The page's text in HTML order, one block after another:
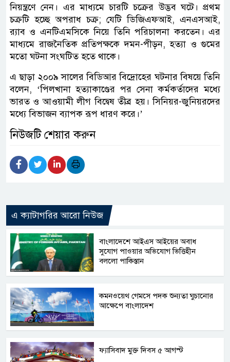
নিয়ন্ত্রণে নেন। এর মাধ্যমে চারটি চক্রের উদ্ভব ঘটে। প্রথম
চক্রটি হচ্ছে অপরাধ চক্র; যেটি ডিজিএফআই, এনএসআই,
র‍্যাব ও এনটিএমসিকে নিয়ে তিনি পরিচালনা করতেন। এর
মাধ্যমে রাজনৈতিক প্রতিপক্ষকে দমন-পীড়ন, হত্যা ও গুমের
মতো ঘটনা সংঘটিত হতে থাকে।
এ ছাড়া ২০০৯ সালের বিডিআর বিদ্রোহের ঘটনার বিষয়ে তিনি
বলেন, ‘পিলখানা হত্যাকাণ্ডের পর সেনা কর্মকর্তাদের মধ্যে
ভারত ও আওয়ামী লীগ বিদ্বেষ তীব্র হয়। সিনিয়র-জুনিয়রদের
মধ্যে বিভাজন ব্যাপক রূপ ধারণ করে।’
নিউজটি শেয়ার করুন
এ ক্যাটাগরির আরো নিউজ
বাংলাদেশে আইএস আইয়ের অবাধ
সুযোগ পাওয়ার অভিযোগ ভিত্তিহীন
বললো পাকিস্তান
কমনওয়েথ গেমসে পদক শুন্যতা ঘুচানোর
আক্ষেপে বাংলাদেশ
ফ্যাসিবাদ মুক্ত দিবস ৫ আগস্ট